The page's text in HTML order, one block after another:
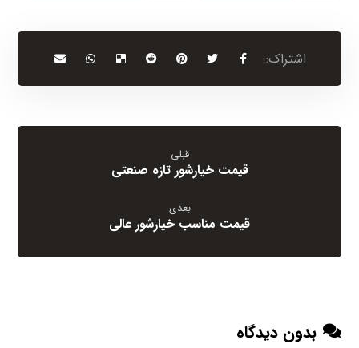
قبلی
قیمت خیارشور تازه صنعتی
بعدی
قیمت مناسب خیارشور عالی
بدون دیدگاه